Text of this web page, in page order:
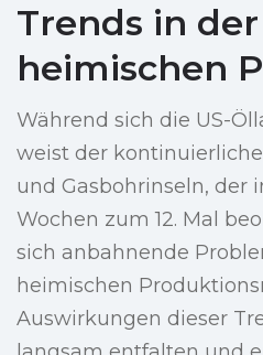
Trends in der
heimischen
Während sich die US-
weist der
und Gasbohrinseln, der
Wochen zum 12. Mal
sich anbahnende
heimischen
Auswirkungen dieser